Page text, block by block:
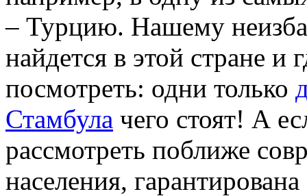
– Турцию. Нашему
найдется в этой стране и
посмотреть: одни только
Стамбула чего стоят! А
рассмотреть поближе
населения,